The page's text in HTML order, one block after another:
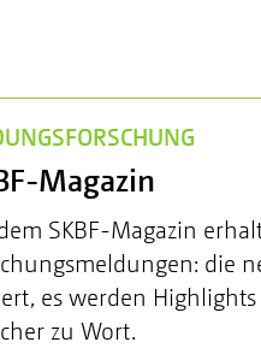
Magazin
SKBF-Magazin
die
es werden
zu Wort.